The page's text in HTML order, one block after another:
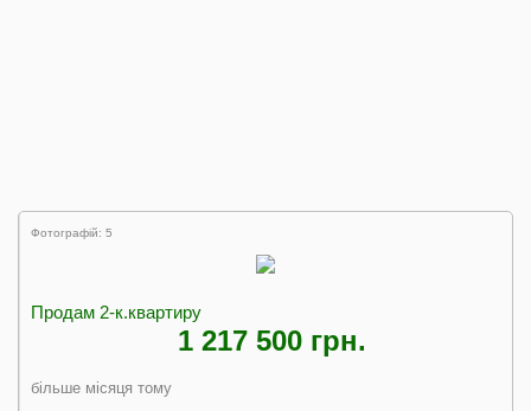
Фотографій: 5
Продам 2-к.квартиру
1 217 500 грн.
більше місяця тому